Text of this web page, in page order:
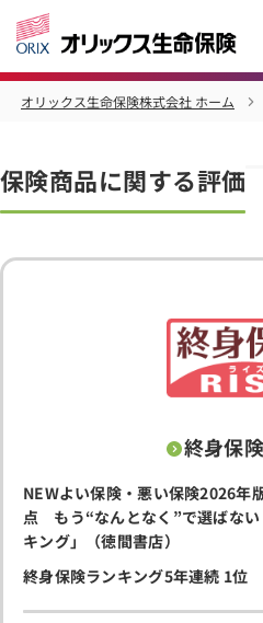
オリックス生命保険株式会社 ホーム
保険商品に関する評価
終身保
NEWよい保険・悪い保険2026年
点
もう“なんとなく”で選ばな
キング」（徳間書店）
終身保険ランキング5年連続 1位